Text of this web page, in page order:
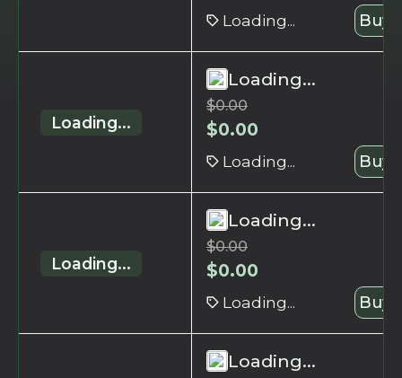
Loading... Buy
Loading...
Loading...
$0.00
$0.00
Loading... Buy
Loading...
Loading...
$0.00
$0.00
Loading... Buy
Loading...